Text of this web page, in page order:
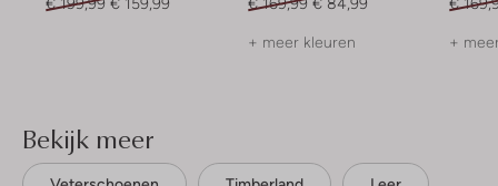
€ 199,99 € 159,99
€ 169,99 € 84,99
+ meer kleuren
€
+
Bekijk meer